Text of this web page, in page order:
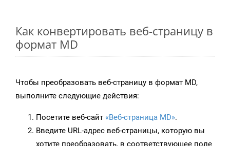
Как конвертировать веб-страницу в
формат MD
Чтобы преобразовать веб-страницу в формат MD,
выполните следующие действия:
Посетите веб-сайт «Веб-страница MD».
Введите URL-адрес веб-страницы, которую вы
хотите преобразовать, в соответствующее поле